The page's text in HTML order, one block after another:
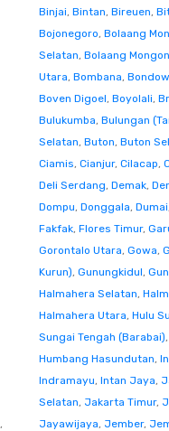
,
Binjai, Bintan, Bireuen,
Bojonegoro, Bolaang
Selatan, Bolaang
Utara, Bombana,
Boven Digoel, Boyolali,
Bulukumba, Bulungan
Selatan, Buton, Buton
Ciamis, Cianjur, Cilacap,
Deli Serdang, Demak,
Dompu, Donggala, Dumai
Fakfak, Flores Timur,
Gorontalo Utara, Gowa,
Kurun), Gunungkidul,
Halmahera Selatan,
Halmahera Utara, Hulu
Sungai Tengah (Barabai),
Humbang Hasundutan,
Indramayu, Intan Jaya,
Selatan, Jakarta Timur,
Jayawijaya, Jember,